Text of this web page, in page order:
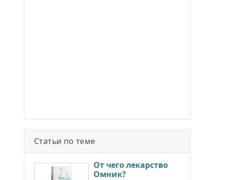
Статьи по теме
От чего лекарство
Омник?